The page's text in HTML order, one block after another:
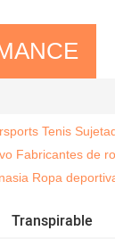
Transpirable